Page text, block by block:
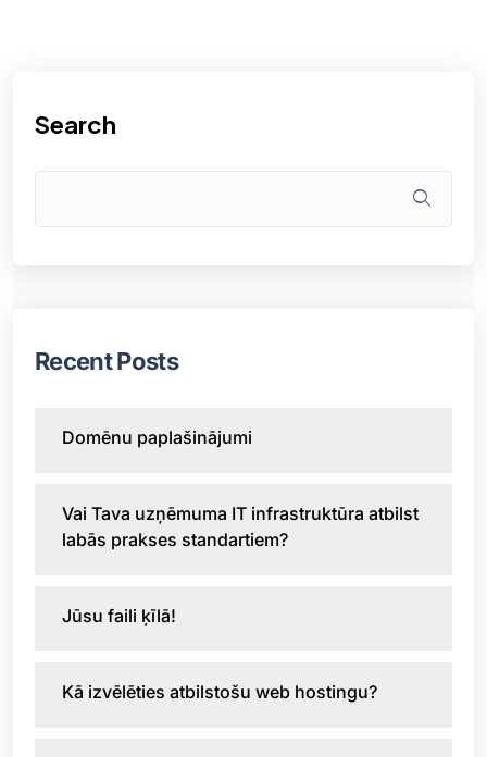
Search
Recent Posts
Domēnu paplašinājumi
Vai Tava uzņēmuma IT infrastruktūra atbilst
labās prakses standartiem?
Jūsu faili ķīlā!
Kā izvēlēties atbilstošu web hostingu?